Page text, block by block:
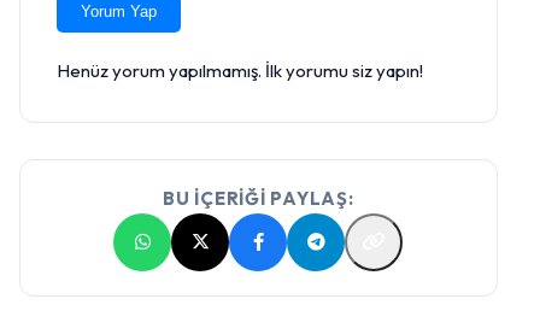
Yorum Yap
Henüz yorum yapılmamış. İlk yorumu siz yapın!
BU İÇERİĞİ PAYLAŞ: